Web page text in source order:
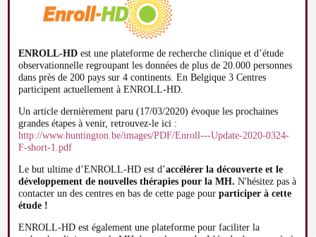
ENROLL-HD est une plateforme de recherche clinique et d’étude
observationnelle regroupant les données de plus de 20.000 personnes
dans près de 200 pays sur 4 continents. En Belgique 3 Centres
participent actuellement à ENROLL-HD.
Un article dernièrement paru (17/03/2020) évoque les prochaines
grandes étapes à venir, retrouvez-le ici :
http://www.huntington.be/images/PDF/Enroll---Update-2020-0324-
F-short-1.pdf
Le but ultime d’ENROLL-HD est d’accélérer la découverte et le
développement de nouvelles thérapies pour la MH.N'hésitez pas à
contacter un des centres en bas de cette page pour participer à cette
étude !
ENROLL-HD est également une plateforme pour faciliter la